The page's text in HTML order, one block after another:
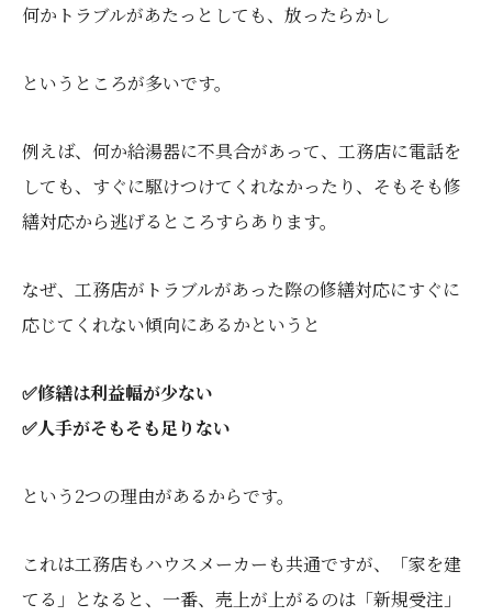
何かトラブルがあたっとしても、放ったらかし
というところが多いです。
例えば、何か給湯器に不具合があって、工務店に電話を
しても、すぐに駆けつけてくれなかったり、そもそも修
繕対応から逃げるところすらあります。
なぜ、工務店がトラブルがあった際の修繕対応にすぐに
応じてくれない傾向にあるかというと
✅修繕は利益幅が少ない
✅人手がそもそも足りない
という2つの理由があるからです。
これは工務店もハウスメーカーも共通ですが、「家を建
てる」となると、一番、売上が上がるのは「新規受注」